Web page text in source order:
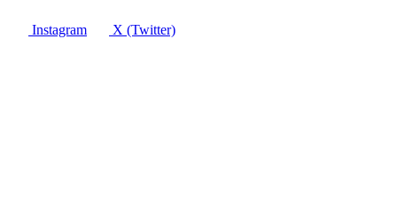
Instagram X (Twitter)